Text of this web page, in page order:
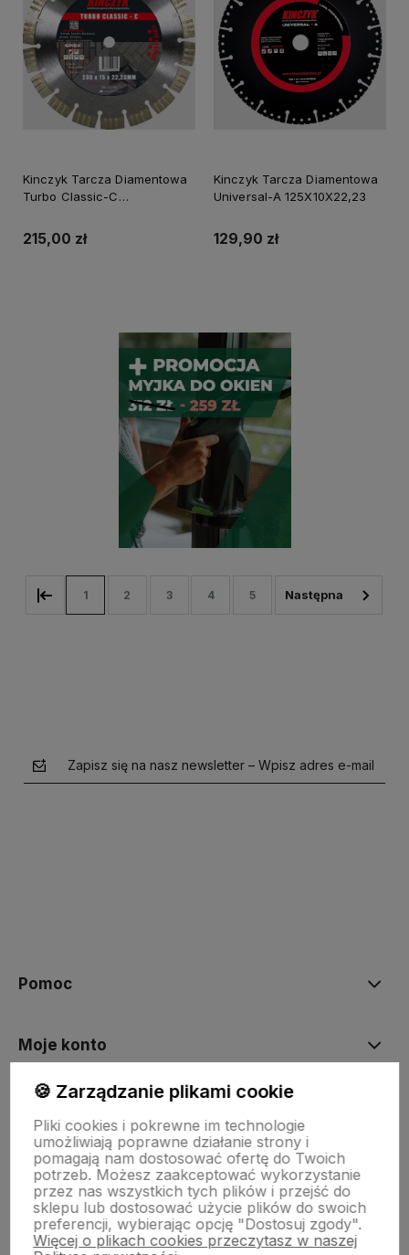
Kinczyk Tarcza Diamentowa
Turbo Classic-C
215,00 zł
Kinczyk Tarcza Diamentowa
Universal-A 125X10X22,23
129,90 zł
1 2 3 4 5
Zapisz się na nasz newsletter – Wpisz adres e-mail
Pomoc
Moje konto
Płatności i dostawa
Informacje
O nas
🍪 Zarządzanie plikami cookie
Pliki cookies i pokrewne im technologie
umożliwiają poprawne działanie strony i
pomagają nam dostosować ofertę do Twoich
potrzeb. Możesz zaakceptować wykorzystanie
przez nas wszystkich tych plików i przejść do
sklepu lub dostosować użycie plików do swoich
preferencji, wybierając opcję "Dostosuj zgody".
Więcej o plikach cookies przeczytasz w naszej